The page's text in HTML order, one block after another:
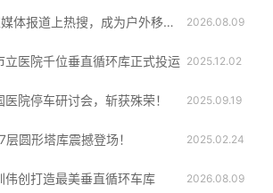
“有电储能”被多家媒体报道上热搜，成为户外移动电源一匹“黑马”！ 2026.08.09
立医院千位垂直循环库正式投运 2025.12.02
院停车研讨会，斩获殊荣！ 2025.09.19
圆形塔库震撼登场！ 2025.02.24
伟创打造最美垂直循环车库 2026.08.09